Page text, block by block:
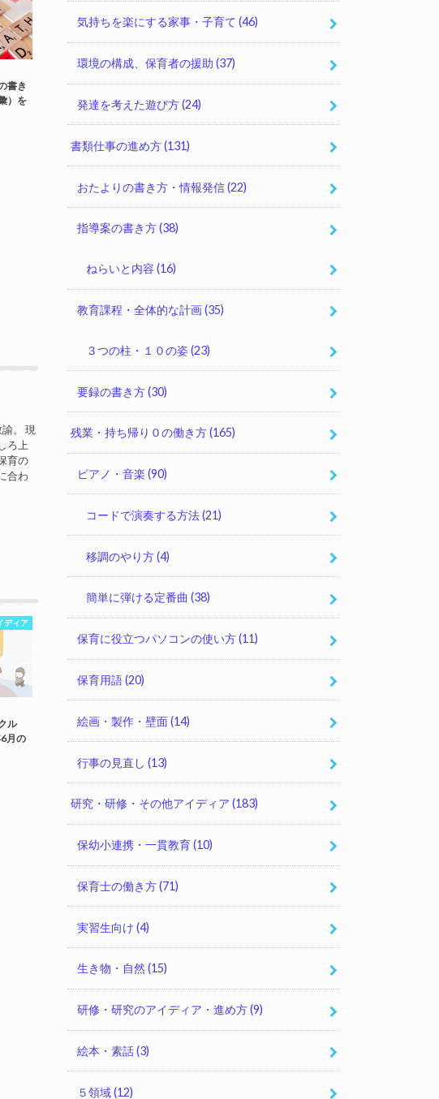
書き
）を
。 現
ろ上
育の
合わ
ディア
ル
月の
気持ちを楽にする家事・子育て (46)
環境の構成、保育者の援助 (37)
発達を考えた遊び方(24)
書類仕事の進め方(131)
おたよりの書き方・情報発信(22)
指導案の書き方(38)
ねらいと内容(16)
教育課程・全体的な計画(35)
３つの柱・１０の姿(23)
要録の書き方(30)
残業・持ち帰り０の働き方(165)
ピアノ・音楽 (90)
コードで演奏する方法(21)
移調のやり方(4)
簡単に弾ける定番曲(38)
保育に役立つパソコンの使い方(11)
保育用語(20)
絵画・製作・壁面(14)
行事の見直し (13)
研究・研修・その他アイディア(183)
保幼小連携・一貫教育(10)
保育士の働き方(71)
実習生向け (4)
生き物・自然 (15)
研修・研究のアイディア・進め方(9)
絵本・素話(3)
５領域(12)